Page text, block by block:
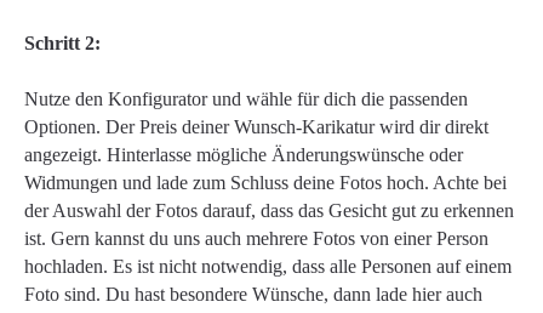
Schritt 2:
Nutze den Konfigurator und wähle für dich die passenden
Optionen. Der Preis deiner Wunsch-Karikatur wird dir direkt
angezeigt. Hinterlasse mögliche Änderungswünsche oder
Widmungen und lade zum Schluss deine Fotos hoch. Achte bei
der Auswahl der Fotos darauf, dass das Gesicht gut zu erkennen
ist. Gern kannst du uns auch mehrere Fotos von einer Person
hochladen. Es ist nicht notwendig, dass alle Personen auf einem
Foto sind. Du hast besondere Wünsche, dann lade hier auch